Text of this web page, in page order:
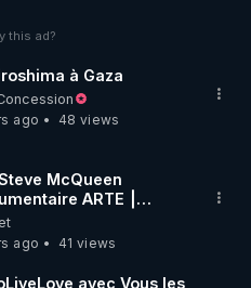
this ad?
à Gaza
ago
48 views
McQueen
ARTE ⎮
ago
41 views
avec Vous les